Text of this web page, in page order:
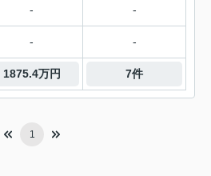
- -
- -
1875.4万円 7件
1